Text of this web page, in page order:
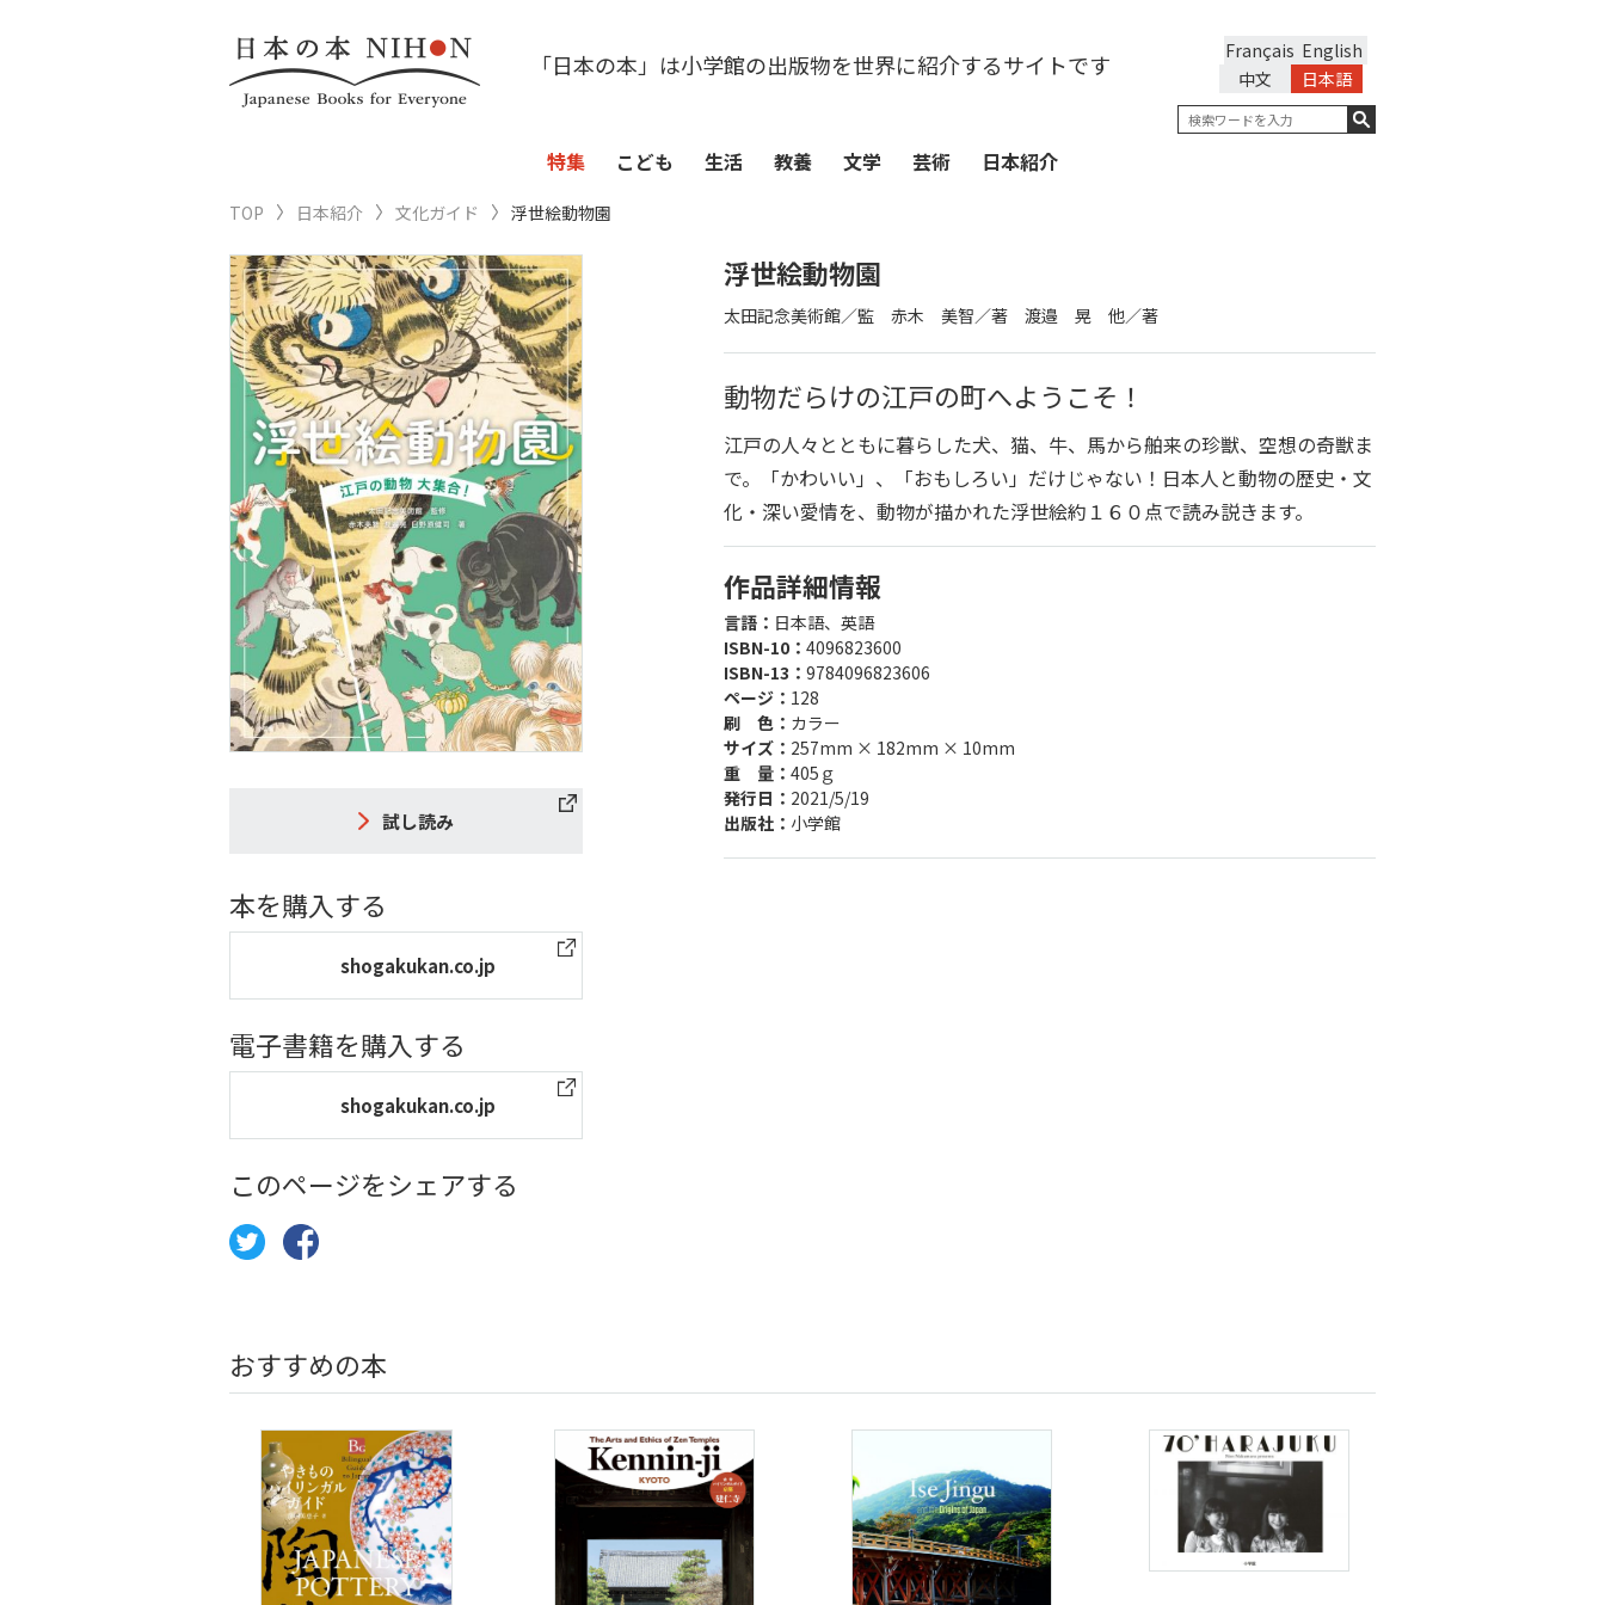
「日本の本」は小学館の出版物を世界に紹介するサイトです English
Français
日本語
中文
特集 こども 生活 教養 文学 芸術 日本紹介
TOP 日本紹介 文化ガイド 浮世絵動物園
浮世絵動物園
太田記念美術館／監 赤木 美智／著 渡邉 晃 他／著
動物だらけの江戸の町へようこそ！
江戸の人々とともに暮らした犬、猫、牛、馬から舶来の珍獣、空想の奇獣ま
で。「かわいい」、「おもしろい」だけじゃない！日本人と動物の歴史・文
化・深い愛情を、動物が描かれた浮世絵約１６０点で読み説きます。
作品詳細情報
言語： 日本語、英語
ISBN-10： 4096823600
ISBN-13： 9784096823606
ページ： 128
刷 色： カラー
サイズ： 257mm × 182mm × 10mm
重 量： 405ｇ
発行日： 2021/5/19
出版社： 小学館
試し読み
本を購入する
shogakukan.co.jp
電子書籍を購入する
shogakukan.co.jp
このページをシェアする
おすすめの本